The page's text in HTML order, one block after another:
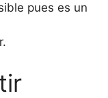
pues es un